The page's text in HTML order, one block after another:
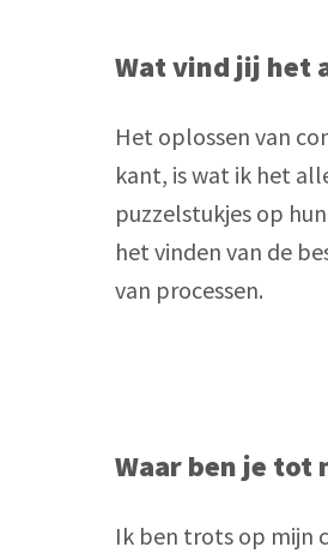
Wat vind jij het
Het oplossen van
kant, is wat ik het
puzzelstukjes op
het vinden van de
van processen.
Waar ben je tot
Ik ben trots op mijn